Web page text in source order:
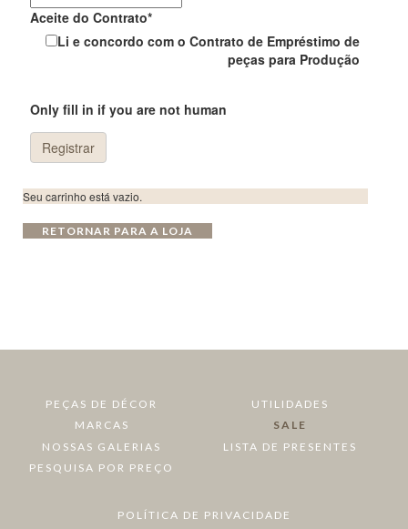
Aceite do Contrato*
Li e concordo com o Contrato de Empréstimo de
peças para Produção
Only fill in if you are not human
Seu carrinho está vazio.
RETORNAR PARA A LOJA
PEÇAS DE DÉCOR
UTILIDADES
MARCAS
SALE
NOSSAS GALERIAS
LISTA DE PRESENTES
PESQUISA POR PREÇO
POLÍTICA DE PRIVACIDADE